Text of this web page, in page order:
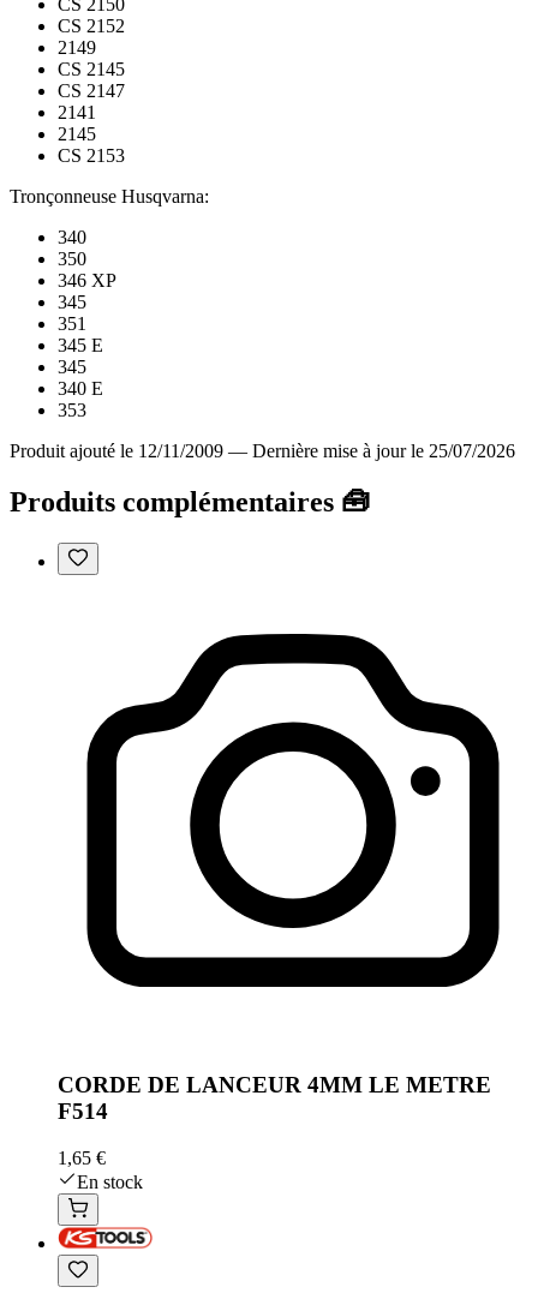
CS 2152
2149
CS 2145
CS 2147
2141
2145
CS 2153
Tronçonneuse Husqvarna:
340
350
346 XP
345
351
345 E
345
340 E
353
Produit ajouté le 12/11/2009 — Dernière mise à jour le 25/07/2026
Produits complémentaires 🧰
CORDE DE LANCEUR 4MM LE METRE
F514
1,65 €
En stock